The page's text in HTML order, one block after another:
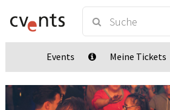
Events Meine Tickets